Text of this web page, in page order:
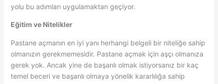
yolu bu adımları uygulamaktan geçiyor.
Eğitim ve Nitelikler
Pastane açmanın en iyi yanı herhangi belgeli bir niteliğe sahip
olmanızın gerekmemesidir. Pastane açmak için aşçı olmanıza
gerek yok. Ancak yine de başarılı olmak istiyorsanız bir kaç
temel beceri ve başarılı olmaya yönelik kararlılığa sahip